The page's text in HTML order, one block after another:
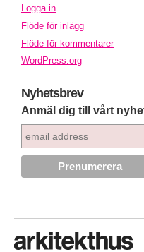
Logga in
Flöde för inlägg
Flöde för kommentarer
WordPress.org
Nyhetsbrev
Anmäl dig till vårt